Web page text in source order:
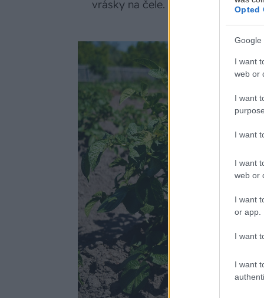
Opted
Google
I want
web or
I want
I want
I want
web or
I want
or app.
I want
I want
vrásky na čele.